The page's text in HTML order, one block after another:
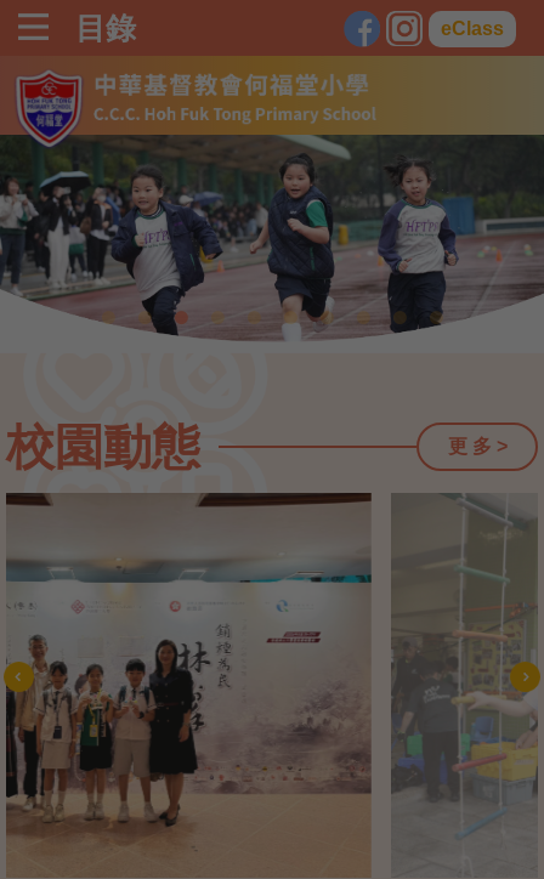
目錄 eClass
校園動態 更 多 >